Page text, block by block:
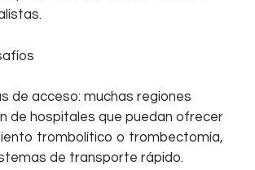
de acceso: muchas regiones
de hospitales que puedan ofrecer
trombolítico o trombectomía,
de transporte rápido.